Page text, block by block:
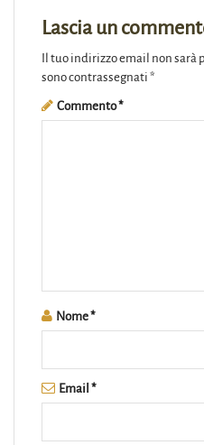
Lascia un
Il tuo indirizzo email non sarà
sono contrassegnati *
Commento*
Nome*
Email *